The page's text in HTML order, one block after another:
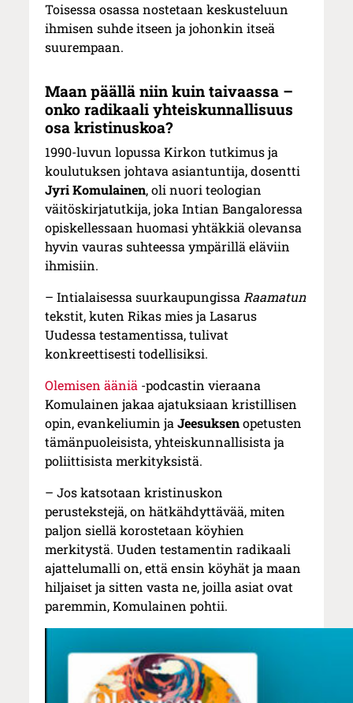
Toisessa osassa nostetaan keskusteluun
ihmisen suhde itseen ja johonkin itseä
suurempaan.
Maan päällä niin kuin taivaassa –
onko radikaali yhteiskunnallisuus
osa kristinuskoa?
1990-luvun lopussa Kirkon tutkimus ja
koulutuksen johtava asiantuntija, dosentti
Jyri Komulainen, oli nuori teologian
väitöskirjatutkija, joka Intian Bangaloressa
opiskellessaan huomasi yhtäkkiä olevansa
hyvin vauras suhteessa ympärillä eläviin
ihmisiin.
– Intialaisessa suurkaupungissa Raamatun
tekstit, kuten Rikas mies ja Lasarus
Uudessa testamentissa, tulivat
konkreettisesti todellisiksi.
Olemisen ääniä -podcastin vieraana
Komulainen jakaa ajatuksiaan kristillisen
opin, evankeliumin jaJeesuksenopetusten
tämänpuoleisista, yhteiskunnallisista ja
poliittisista merkityksistä.
– Jos katsotaan kristinuskon
perustekstejä, on hätkähdyttävää, miten
paljon siellä korostetaan köyhien
merkitystä. Uuden testamentin radikaali
ajattelumalli on, että ensin köyhät ja maan
hiljaiset ja sitten vasta ne, joilla asiat ovat
paremmin, Komulainen pohtii.